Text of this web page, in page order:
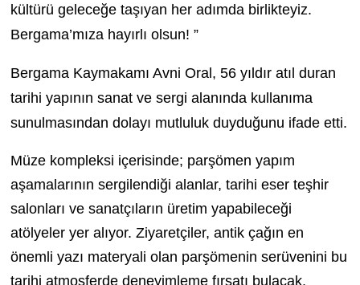
kültürü geleceğe taşıyan her adımda birlikteyiz.
Bergama’mıza hayırlı olsun! ”
Bergama Kaymakamı Avni Oral, 56 yıldır atıl duran
tarihi yapının sanat ve sergi alanında kullanıma
sunulmasından dolayı mutluluk duyduğunu ifade etti.
Müze kompleksi içerisinde; parşömen yapım
aşamalarının sergilendiği alanlar, tarihi eser teşhir
salonları ve sanatçıların üretim yapabileceği
atölyeler yer alıyor. Ziyaretçiler, antik çağın en
önemli yazı materyali olan parşömenin serüvenini bu
tarihi atmosferde deneyimleme fırsatı bulacak.